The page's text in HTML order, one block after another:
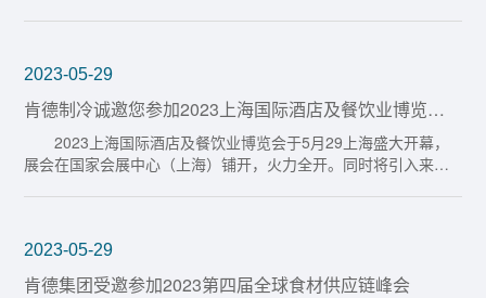
2023-05-29
肯德制冷诚邀您参加2023上海国际酒店及餐饮业博览
会，我们在3P20展台等你！
2023上海国际酒店及餐饮业博览会于5月29上海盛大开幕，
展会在国家会展中心（上海）铺开，火力全开。同时将引入来自
2023-05-29
肯德集团受邀参加2023第四届全球食材供应链峰会